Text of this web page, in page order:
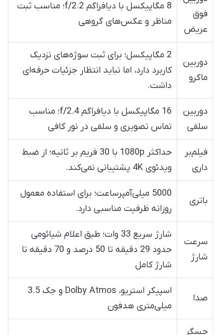
فوق
عریض
8 مگاپیکسل با دیافراگم f/2.2؛ مناسب ثبت
مناظر و عکس‌های گروهی
دوربین
ماکرو
2 مگاپیکسل؛ برای ثبت سوژه‌های نزدیک
کاربرد دارد، اما نباید انتظار جزئیات حرفه‌ای
داشت.
دوربین
سلفی
16 مگاپیکسل با دیافراگم f/2.4؛ مناسب
تماس تصویری و سلفی در نور کافی
فیلم‌بر
داری
حداکثر 1080p با 30 فریم بر ثانیه؛ از ضبط
ویدئوی 4K پشتیبانی نمی‌کند.
باتری
5000 میلی‌آمپرساعت؛ برای استفاده معمول
روزانه ظرفیت مناسبی دارد.
سرعت
شارژ
شارژ سریع 33 وات؛ طبق اعلام شیائومی
حدود 29 دقیقه تا 50 درصد و 70 دقیقه تا
شارژ کامل
صدا
اسپیکر استریو، Dolby Atmos و جک 3.5
میلی‌متری هدفون
حسگر